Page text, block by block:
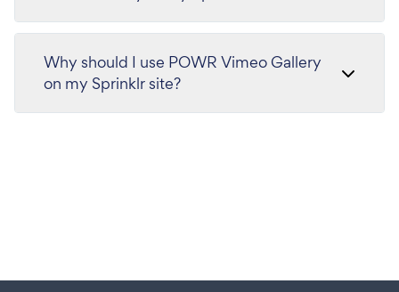
Why should I use POWR Vimeo Gallery
on my Sprinklr site?